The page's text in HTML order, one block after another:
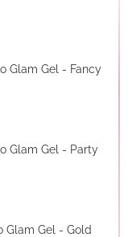
Glam Gel - Fancy
Glam Gel - Party
Glam Gel - Gold